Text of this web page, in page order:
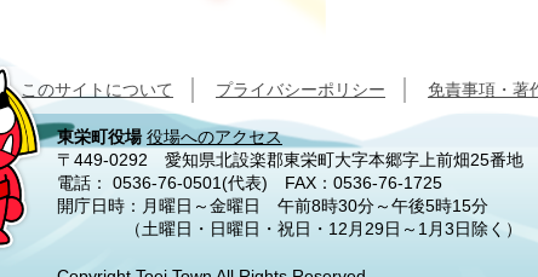
このサイトについて プライバシーポリシー 免責事項・著
東栄町役場 役場へのアクセス
〒449-0292 愛知県北設楽郡東栄町大字本郷字上前畑25番地
電話： 0536-76-0501(代表) FAX：0536-76-1725
開庁日時：月曜日～金曜日 午前8時30分～午後5時15分
（土曜日・日曜日・祝日・12月29日～1月3日除く）